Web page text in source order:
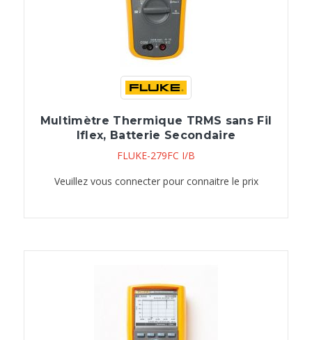
Multimètre Thermique TRMS sans Fil
Iflex, Batterie Secondaire
FLUKE-279FC I/B
Veuillez vous connecter pour connaitre le prix